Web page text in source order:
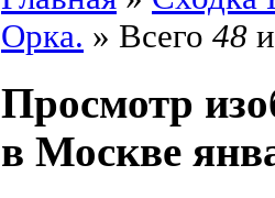
Орка. » Всего 48
Просмотр
в Москве